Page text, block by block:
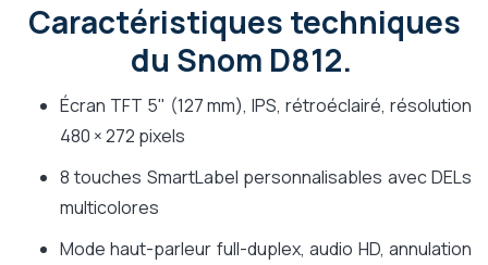
Caractéristiques techniques
du Snom D812.
Écran TFT 5" (127 mm), IPS, rétroéclairé, résolution
480 × 272 pixels
8 touches SmartLabel personnalisables avec DELs
multicolores
Mode haut-parleur full-duplex, audio HD, annulation